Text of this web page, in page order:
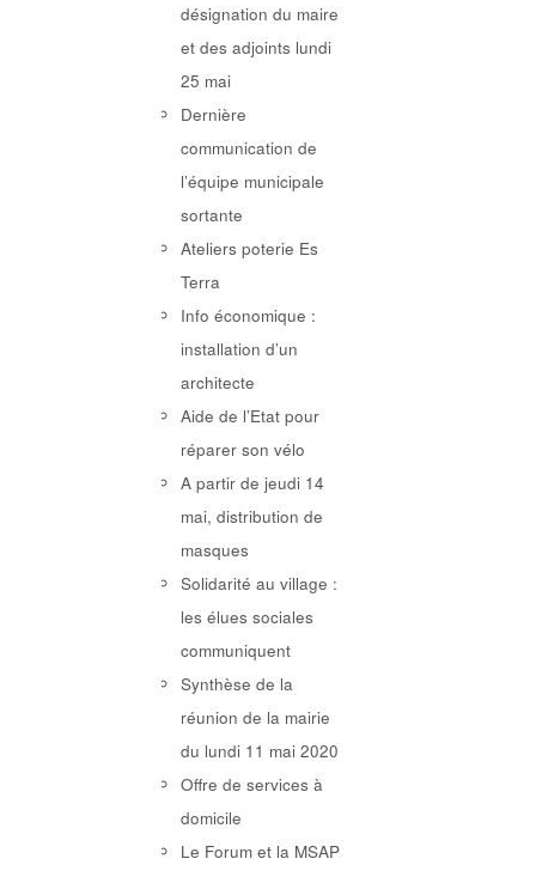
désignation du maire
et des adjoints lundi
25 mai
Dernière
communication de
l’équipe municipale
sortante
Ateliers poterie Es
Terra
Info économique :
installation d’un
architecte
Aide de l’Etat pour
réparer son vélo
A partir de jeudi 14
mai, distribution de
masques
Solidarité au village :
les élues sociales
communiquent
Synthèse de la
réunion de la mairie
du lundi 11 mai 2020
Offre de services à
domicile
Le Forum et la MSAP